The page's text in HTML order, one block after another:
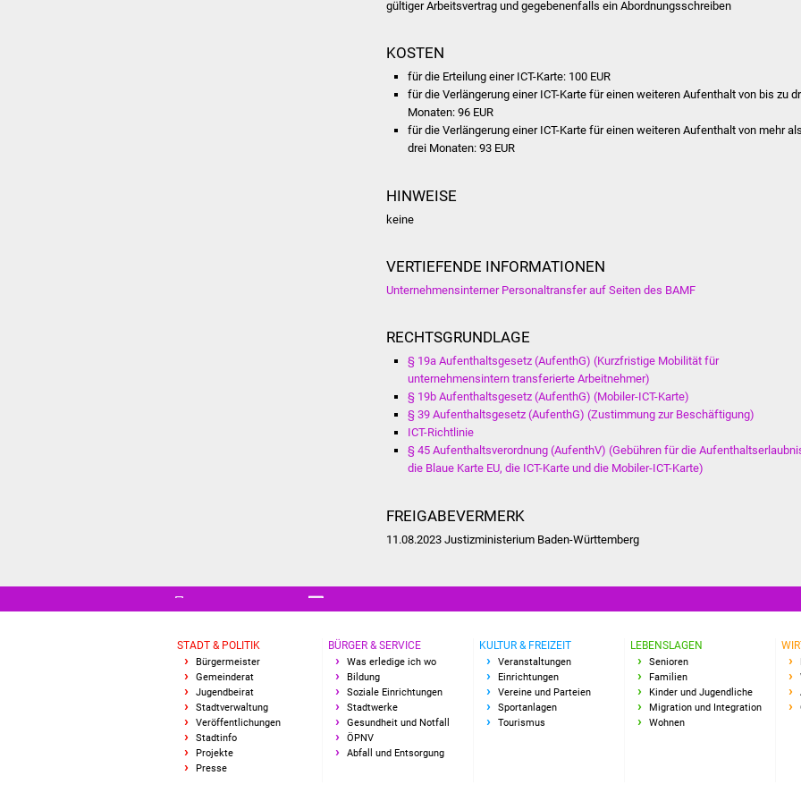
gültiger Arbeitsvertrag und gegebenenfalls ein Abordnungsschreiben
KOSTEN
für die Erteilung einer ICT-Karte: 100 EUR
für die Verlängerung einer ICT-Karte für einen weiteren Aufenthalt von bis zu
Monaten: 96 EUR
für die Verlängerung einer ICT-Karte für einen weiteren Aufenthalt von mehr
drei Monaten: 93 EUR
HINWEISE
keine
VERTIEFENDE INFORMATIONEN
Unternehmensinterner Personaltransfer auf Seiten des BAMF
RECHTSGRUNDLAGE
§ 19a Aufenthaltsgesetz (AufenthG) (Kurzfristige Mobilität für
unternehmensintern transferierte Arbeitnehmer)
§ 19b Aufenthaltsgesetz (AufenthG) (Mobiler-ICT-Karte)
§ 39 Aufenthaltsgesetz (AufenthG) (Zustimmung zur Beschäftigung)
ICT-Richtlinie
§ 45 Aufenthaltsverordnung (AufenthV) (Gebühren für die
die Blaue Karte EU, die ICT-Karte und die Mobiler-ICT-Karte)
FREIGABEVERMERK
11.08.2023 Justizministerium Baden-Württemberg
STADT & POLITIK
Bürgermeister
Gemeinderat
Jugendbeirat
Stadtverwaltung
Veröffentlichungen
Stadtinfo
Projekte
Presse
BÜRGER & SERVICE
Was erledige ich wo
Bildung
Soziale Einrichtungen
Stadtwerke
Gesundheit und Notfall
ÖPNV
Abfall und Entsorgung
KULTUR & FREIZEIT
Veranstaltungen
Einrichtungen
Vereine und Parteien
Sportanlagen
Tourismus
LEBENSLAGEN
Senioren
Familien
Kinder und Jugendliche
Migration und Integration
Wohnen